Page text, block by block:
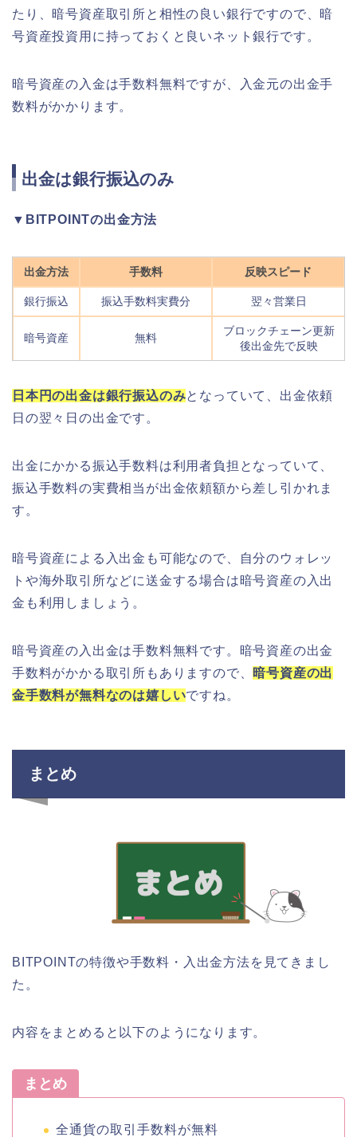
たり、暗号資産取引所と相性の良い銀行ですので、暗
号資産投資用に持っておくと良いネット銀行です。
暗号資産の入金は手数料無料ですが、入金元の出金手
数料がかかります。
出金は銀行振込のみ
▼BITPOINTの出金方法
出金方法 手数料 反映スピード
銀行振込 振込手数料実費分 翌々営業日
暗号資産 無料
ブロックチェーン更新
後出金先で反映
日本円の出金は銀行振込のみとなっていて、出金依頼
日の翌々日の出金です。
出金にかかる振込手数料は利用者負担となっていて、
振込手数料の実費相当が出金依頼額から差し引かれま
す。
暗号資産による入出金も可能なので、自分のウォレッ
トや海外取引所などに送金する場合は暗号資産の入出
金も利用しましょう。
暗号資産の入出金は手数料無料です。暗号資産の出金
手数料がかかる取引所もありますので、 暗号資産の出
金手数料が無料なのは嬉しいですね。
まとめ
BITPOINTの特徴や手数料・入出金方法を見てきまし
た。
内容をまとめると以下のようになります。
まとめ
全通貨の取引手数料が無料